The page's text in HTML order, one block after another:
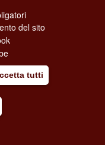
del sito
tutti